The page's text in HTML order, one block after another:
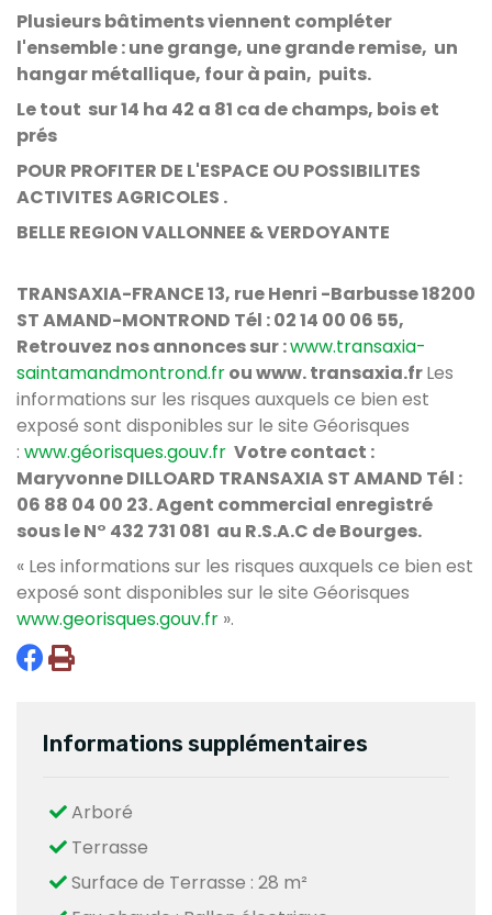
Plusieurs bâtiments viennent compléter
l'ensemble : une grange, une grande remise, un
hangar métallique, four à pain, puits.
Le tout sur 14 ha 42 a 81 ca de champs, bois et
prés
POUR PROFITER DE L'ESPACE OU POSSIBILITES
ACTIVITES AGRICOLES .
BELLE REGION VALLONNEE & VERDOYANTE
TRANSAXIA-FRANCE 13, rue Henri -Barbusse 18200
ST AMAND-MONTROND Tél : 02 14 00 06 55,
Retrouvez nos annonces sur :www.transaxia-
saintamandmontrond.frou www. transaxia.frLes
informations sur les risques auxquels ce bien est
exposé sont disponibles sur le site Géorisques
: www.géorisques.gouv.fr Votre contact :
Maryvonne DILLOARD TRANSAXIA ST AMAND Tél :
06 88 04 00 23. Agent commercial enregistré
sous le N° 432 731 081 au R.S.A.C de Bourges.
« Les informations sur les risques auxquels ce bien est
exposé sont disponibles sur le site Géorisques
www.georisques.gouv.fr ».
Informations supplémentaires
Arboré
Terrasse
Surface de Terrasse : 28 m²